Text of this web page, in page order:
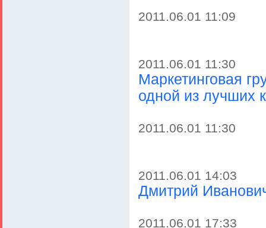
2011.06.01 11:09
2011.06.01 11:30
Маркетинговая
одной из лучших
2011.06.01 11:30
2011.06.01 14:03
Дмитрий
2011.06.01 17:33